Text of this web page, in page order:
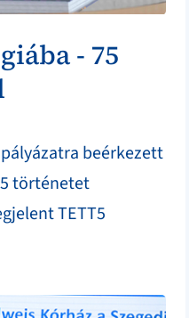
- 75
beérkezett
történetet
TETT5